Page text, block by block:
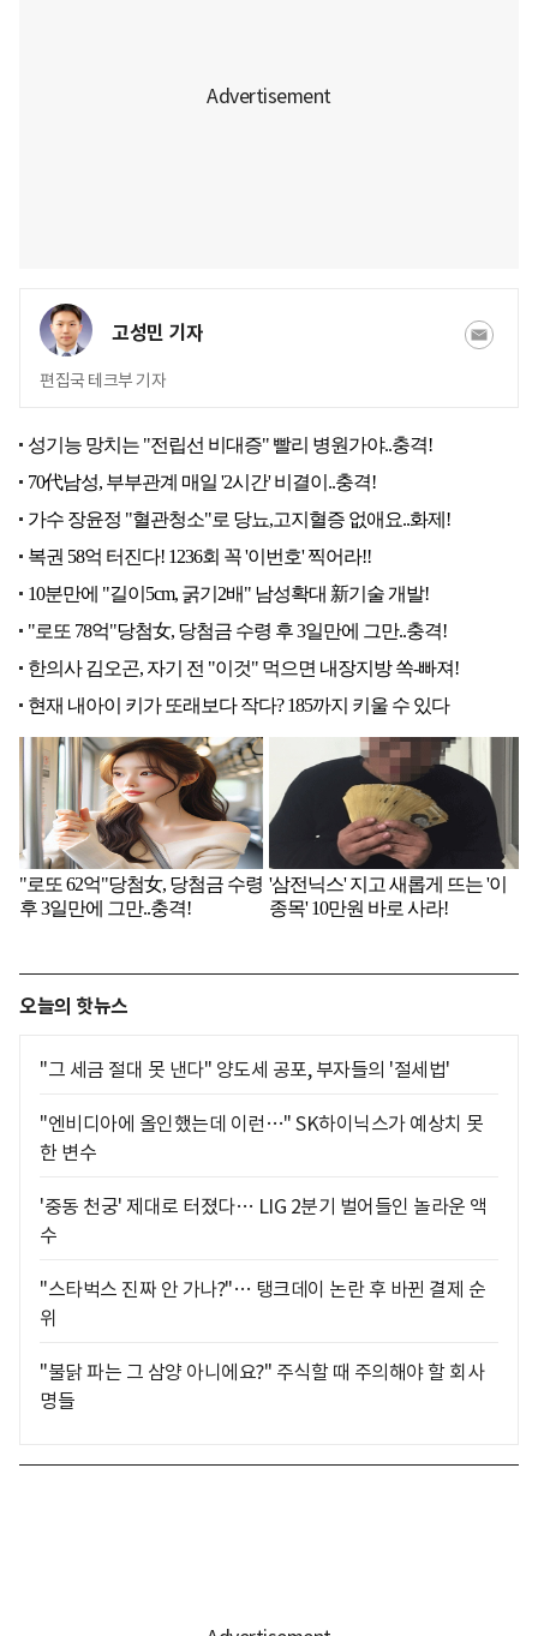
고성민 기자
편집국 테크부 기자
오늘의 핫뉴스
"그 세금 절대 못 낸다" 양도세 공포, 부자들의 '절세법'
"엔비디아에 올인했는데 이런…" SK하이닉스가 예상치 못
한 변수
'중동 천궁' 제대로 터졌다… LIG 2분기 벌어들인 놀라운 액
수
"스타벅스 진짜 안 가나?"… 탱크데이 논란 후 바뀐 결제 순
위
"불닭 파는 그 삼양 아니에요?" 주식할 때 주의해야 할 회사
명들